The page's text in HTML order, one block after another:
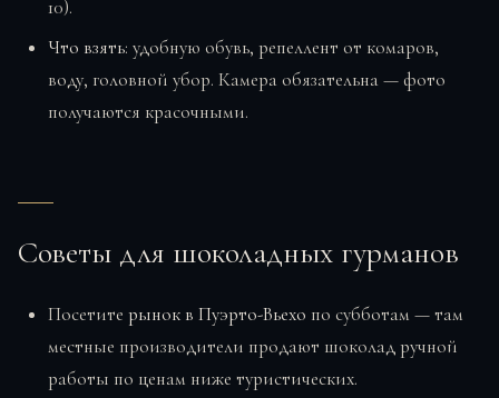
10).
Что взять: удобную обувь, репеллент от комаров,
воду, головной убор. Камера обязательна — фото
получаются красочными.
Советы для шоколадных гурманов
Посетитерынок в Пуэрто-Вьехо по субботам — там
местные производители продают шоколад ручной
работы по ценам ниже туристических.